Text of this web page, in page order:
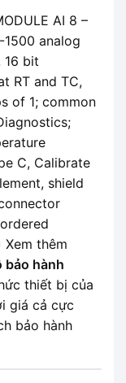
AI 8 –
1500 analog
16 bit
RT and TC,
of 1; common
C, Calibrate
shield
Xem thêm
bảo hành
thiết bị của
giá cả cực
bảo hành